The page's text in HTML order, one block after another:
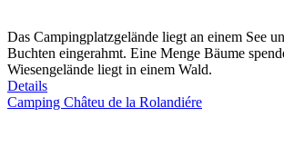
Das Campingplatzgelände liegt an einem See
Buchten eingerahmt. Eine Menge Bäume
Wiesengelände liegt in einem Wald.
Details
Camping Châteu de la Rolandiére